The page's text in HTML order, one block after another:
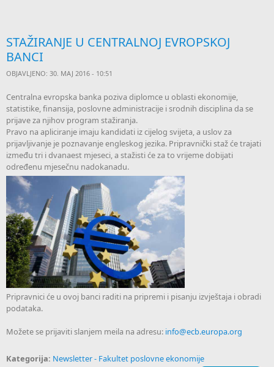
STAŽIRANJE U CENTRALNOJ EVROPSKOJ
BANCI
OBJAVLJENO: 30. MAJ 2016 - 10:51
Centralna evropska banka poziva diplomce u oblasti ekonomije,
statistike, finansija, poslovne administracije i srodnih disciplina da se
prijave za njihov program stažiranja.
Pravo na apliciranje imaju kandidati iz cijelog svijeta, a uslov za
prijavljivanje je poznavanje engleskog jezika. Pripravnički staž će trajati
između tri i dvanaest mjeseci, a stažisti će za to vrijeme dobijati
određenu mjesečnu nadokanadu.
Pripravnici će u ovoj banci raditi na pripremi i pisanju izvještaja i obradi
podataka.
Možete se prijaviti slanjem meila na adresu: info@ecb.europa.org
Kategorija: Newsletter - Fakultet poslovne ekonomije